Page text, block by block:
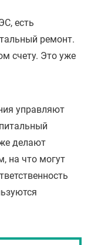
есть
ремонт.
счету. Это уже
управляют
делают
на что могут